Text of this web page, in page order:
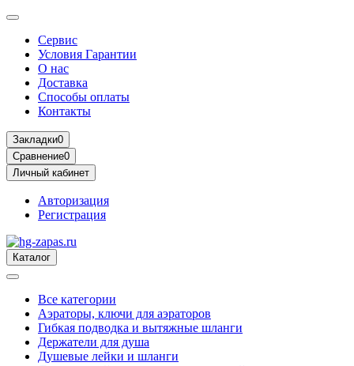
Сервис
Условия Гарантии
О нас
Доставка
Способы оплаты
Контакты
Закладки0
Сравнение0
Личный кабинет
Авторизация
Регистрация
Каталог
Все категории
Аэраторы, ключи для аэраторов
Гибкая подводка и вытяжные шланги
Держатели для душа
Душевые лейки и шланги